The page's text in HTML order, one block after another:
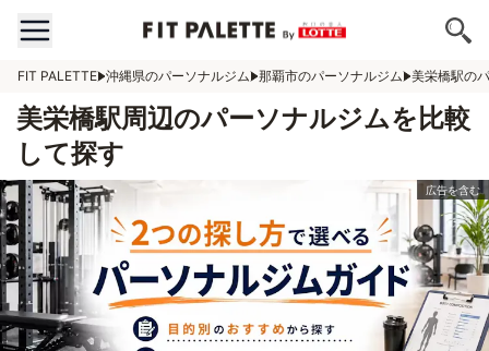
FIT PALETTE 沖縄県のパーソナルジム 那覇市のパーソナルジム 美栄橋駅の
美栄橋駅周辺のパーソナルジムを比較
して探す